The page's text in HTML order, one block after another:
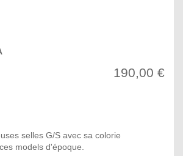
190,00 €
selles G/S avec sa colorie
models d'époque.